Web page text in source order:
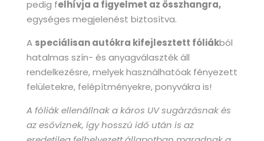
pedig felhívja a figyelmet az összhangra,
egységes megjelenést biztosítva.
A speciálisan autókra kifejlesztett fóliákból
hatalmas szín- és anyagválaszték áll
rendelkezésre, melyek használhatóak fényezett
felületekre, felépítményekre, ponyvákra is!
A fóliák ellenállnak a káros UV sugárzásnak és
az esővíznek, így hosszú idő után is az